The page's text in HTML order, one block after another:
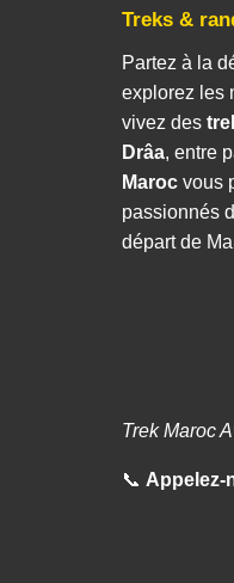
p
er
Treks &
Partez à la
explorez les
vivez des
Drâa, entre
Maroc vous
passionnés
départ de
Trek Maroc
📞 Appelez-